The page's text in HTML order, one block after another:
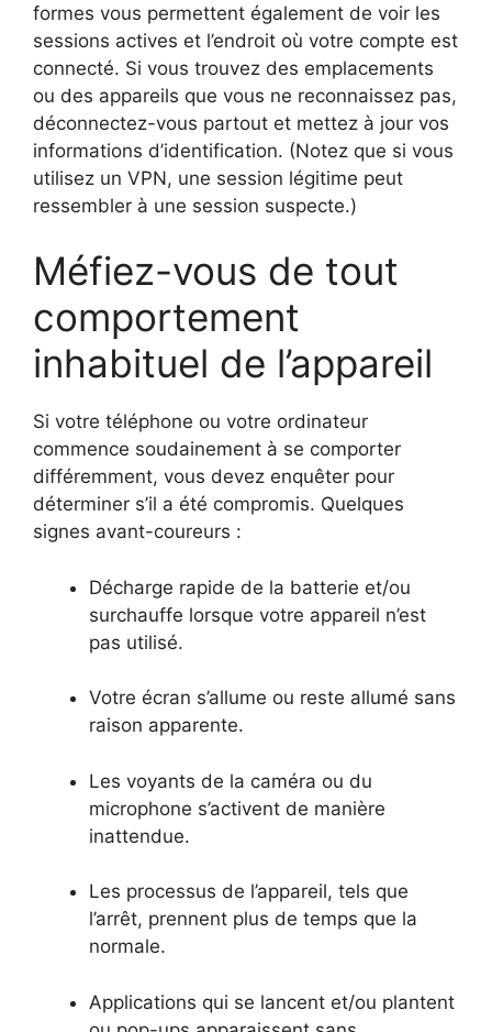
formes vous permettent également de voir les
sessions actives et l’endroit où votre compte est
connecté. Si vous trouvez des emplacements
ou des appareils que vous ne reconnaissez pas,
déconnectez-vous partout et mettez à jour vos
informations d’identification. (Notez que si vous
utilisez un VPN, une session légitime peut
ressembler à une session suspecte.)
Méfiez-vous de tout
comportement
inhabituel de l’appareil
Si votre téléphone ou votre ordinateur
commence soudainement à se comporter
différemment, vous devez enquêter pour
déterminer s’il a été compromis. Quelques
signes avant-coureurs :
Décharge rapide de la batterie et/ou
surchauffe lorsque votre appareil n’est
pas utilisé.
Votre écran s’allume ou reste allumé sans
raison apparente.
Les voyants de la caméra ou du
microphone s’activent de manière
inattendue.
Les processus de l’appareil, tels que
l’arrêt, prennent plus de temps que la
normale.
Applications qui se lancent et/ou plantent